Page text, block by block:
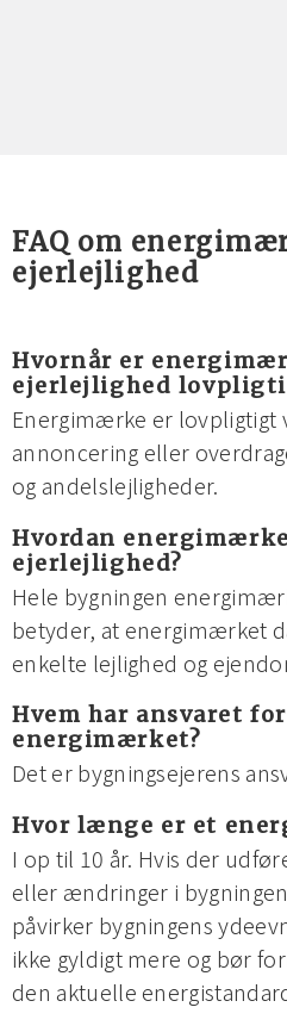
FAQ om
ejerlejlighed
Hvornår er
ejerlejlighed
Energimærke er lovpligtigt
annoncering eller
og andelslejligheder.
Hvordan
ejerlejlighed?
Hele bygningen
betyder, at energimærket
enkelte lejlighed og
Hvem har ansvaret
energimærket?
Det er bygningsejerens
Hvor længe er et
I op til 10 år. Hvis der
eller ændringer i
påvirker bygningens
ikke gyldigt mere og bør
den aktuelle